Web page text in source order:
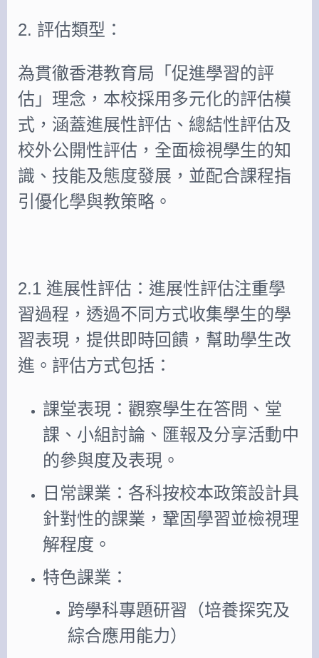
2. 評估類型：
為貫徹香港教育局「促進學習的評
估」理念，本校採用多元化的評估模
式，涵蓋進展性評估、總結性評估及
校外公開性評估，全面檢視學生的知
識、技能及態度發展，並配合課程指
引優化學與教策略。
2.1 進展性評估：進展性評估注重學
習過程，透過不同方式收集學生的學
習表現，提供即時回饋，幫助學生改
進。評估方式包括：
課堂表現：觀察學生在答問、堂
課、小組討論、匯報及分享活動中
的參與度及表現。
日常課業：各科按校本政策設計具
針對性的課業，鞏固學習並檢視理
解程度。
特色課業：
跨學科專題研習（培養探究及
綜合應用能力）